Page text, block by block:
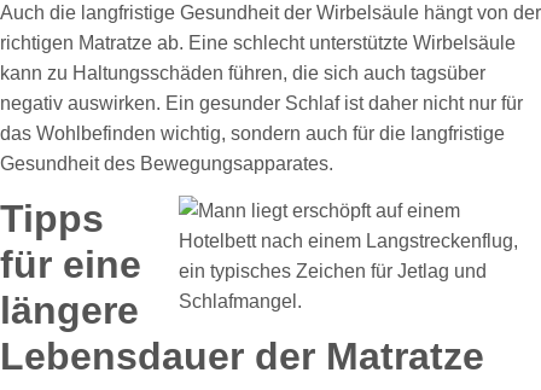
Auch die langfristige Gesundheit der Wirbelsäule hängt von der
richtigen Matratze ab. Eine schlecht unterstützte Wirbelsäule
kann zu Haltungsschäden führen, die sich auch tagsüber
negativ auswirken. Ein gesunder Schlaf ist daher nicht nur für
das Wohlbefinden wichtig, sondern auch für die langfristige
Gesundheit des Bewegungsapparates.
Tipps
für eine
längere
Lebensdauer der Matratze